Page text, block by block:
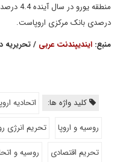
درصدی بانک مرکزی اروپاست.
منبع: ایندیپندنت عربی / تحریریه
کلید واژه ها: اتحادیه
روسیه و اروپا
تحریم انرژی
تحریم اقتصادی
روسیه و